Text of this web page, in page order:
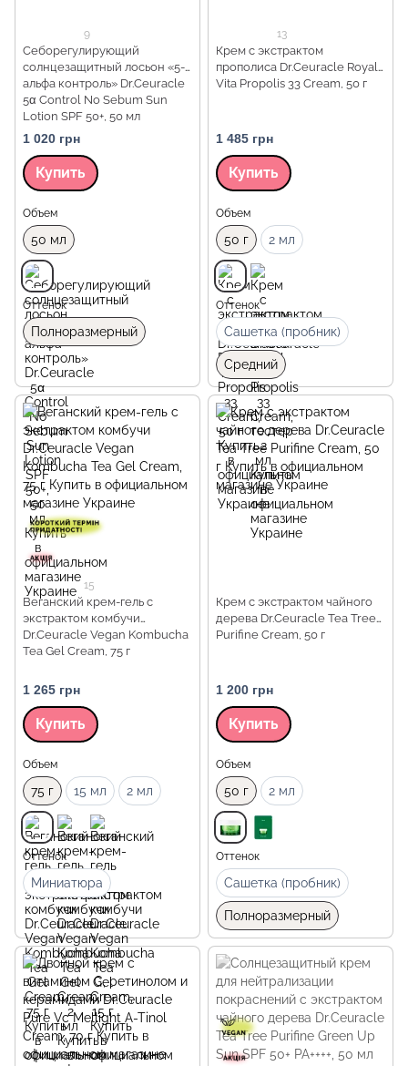
9
Себорегулирующий
cолнцезащитный лосьон «5-
альфа контроль» Dr.Ceuracle
5α Control No Sebum Sun
Lotion SPF 50+, 50 мл
1 020 грн
Купить
Объем
50 мл
Оттенок
Полноразмерный
13
Крем с экстрактом
прополиса Dr.Ceuracle Royal
Vita Propolis 33 Cream, 50 г
1 485 грн
Купить
Объем
50 г 2 мл
Оттенок
Сашетка (пробник)
Средний
15
Веганский крем-гель с
экстрактом комбучи
Dr.Ceuracle Vegan Kombucha
Tea Gel Cream, 75 г
1 265 грн
Купить
Объем
75 г 15 мл 2 мл
Оттенок
Миниатюра
Крем с экстрактом чайного
дерева Dr.Ceuracle Tea Tree
Purifine Cream, 50 г
1 200 грн
Купить
Объем
50 г 2 мл
Оттенок
Сашетка (пробник)
Полноразмерный